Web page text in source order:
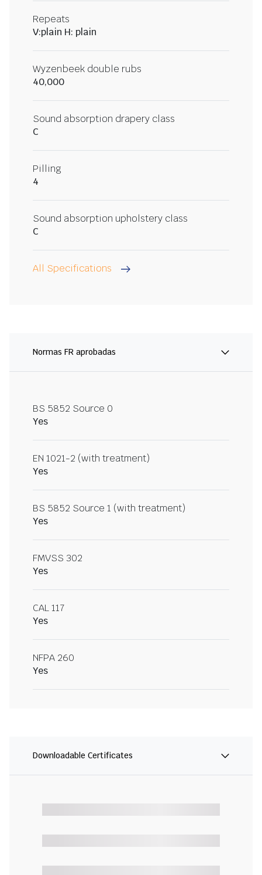
Repeats
V:plain H: plain
Wyzenbeek double rubs
40,000
Sound absorption drapery class
C
Pilling
4
Sound absorption upholstery class
C
All Specifications
Normas FR aprobadas
BS 5852 Source 0
Yes
EN 1021-2 (with treatment)
Yes
BS 5852 Source 1 (with treatment)
Yes
FMVSS 302
Yes
CAL 117
Yes
NFPA 260
Yes
Downloadable Certificates